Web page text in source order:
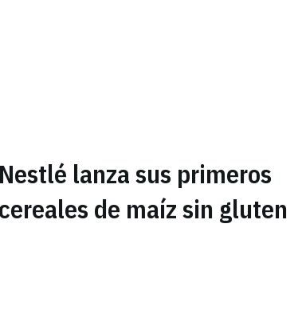
Nestlé lanza sus primeros
cereales de maíz sin gluten